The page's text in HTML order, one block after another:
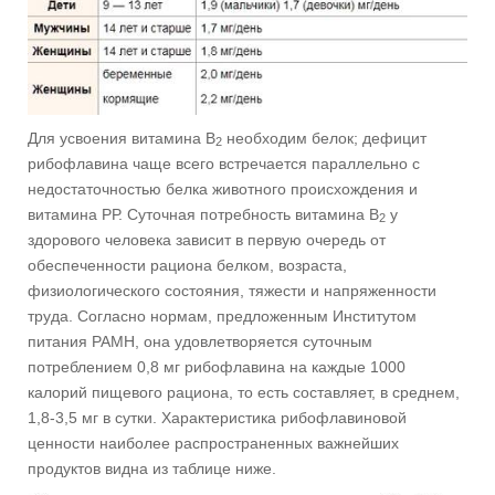
Для усвоения витамина В2 необходим белок; дефицит
рибофлавина чаще всего встречается параллельно с
недостаточностью белка животного происхождения и
витамина РР. Суточная потребность витамина В2 у
здорового человека зависит в первую очередь от
обеспеченности рациона белком, возраста,
физиологического состояния, тяжести и напряженности
труда. Согласно нормам, предложенным Институтом
питания РАМН, она удовлетворяется суточным
потреблением 0,8 мг рибофлавина на каждые 1000
калорий пищевого рациона, то есть составляет, в среднем,
1,8-3,5 мг в сутки. Характеристика рибофлавиновой
ценности наиболее распространенных важнейших
продуктов видна из таблице ниже.